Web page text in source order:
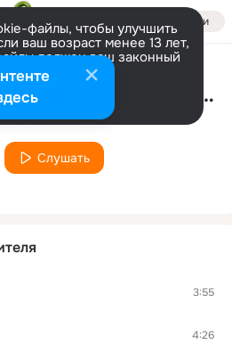
Войти
файлы, чтобы улучшить
ваш возраст менее 13 лет,
должен ваш законный
информации
Настроить Bring Me To Life (Acoustic Session at DC101 FM, Washington, DC – 2003)
Evanescence
Слушать
3:55
4:26